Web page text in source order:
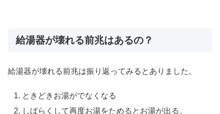
給湯器が壊れる前兆はあるの？
給湯器が壊れる前兆は振り返ってみるとありました。
ときどきお湯がでなくなる
しばらくして再度お湯をためるとお湯が出る。